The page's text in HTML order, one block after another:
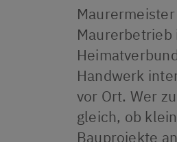
REFERENZEN
ZERTIFIKATE
KUNDENSTIMMEN
Maurerbetrieb
Handwerk
vor Ort. Wer
gleich, ob
Bauprojekte